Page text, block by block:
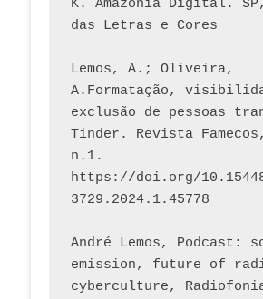
K. Amazônia Digital.
das Letras e Cores
Lemos, A.; Oliveira,
A.Formatação,
exclusão de pessoas
Tinder. Revista
n.1.
https://doi.org/
3729.2024.1.45778
André Lemos, Podcast:
emission, future of
cyberculture,